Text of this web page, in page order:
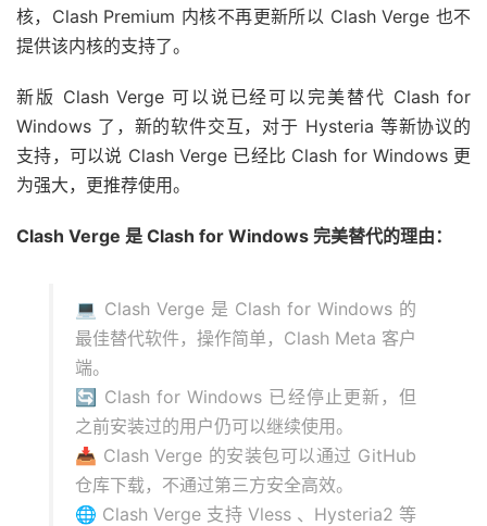
核，Clash Premium 内核不再更新所以 Clash Verge 也不
提供该内核的支持了。
新版 Clash Verge 可以说已经可以完美替代 Clash for
Windows 了，新的软件交互，对于 Hysteria 等新协议的
支持，可以说 Clash Verge 已经比 Clash for Windows 更
为强大，更推荐使用。
Clash Verge 是 Clash for Windows 完美替代的理由：
💻 Clash Verge 是 Clash for Windows 的
最佳替代软件，操作简单，Clash Meta 客户
端。
🔄 Clash for Windows 已经停止更新，但
之前安装过的用户仍可以继续使用。
📥 Clash Verge 的安装包可以通过 GitHub
仓库下载，不通过第三方安全高效。
🌐 Clash Verge 支持 Vless 、Hysteria2 等